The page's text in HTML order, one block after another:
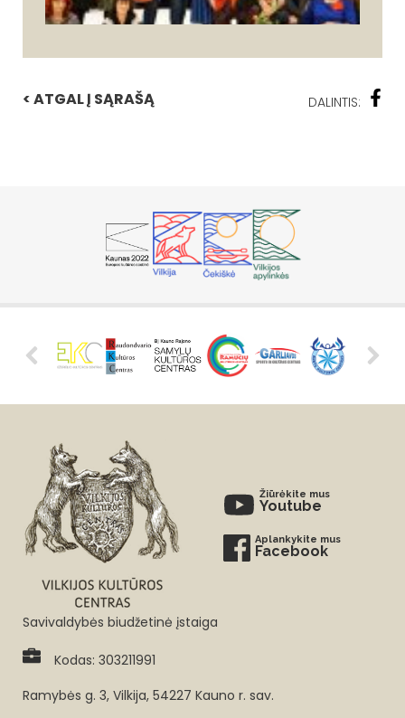
< ATGAL Į SĄRAŠĄ DALINTIS:
Žiūrėkite mus
Youtube
Aplankykite mus
Facebook
Savivaldybės biudžetinė įstaiga
Kodas: 303211991
Ramybės g. 3, Vilkija, 54227 Kauno r. sav.